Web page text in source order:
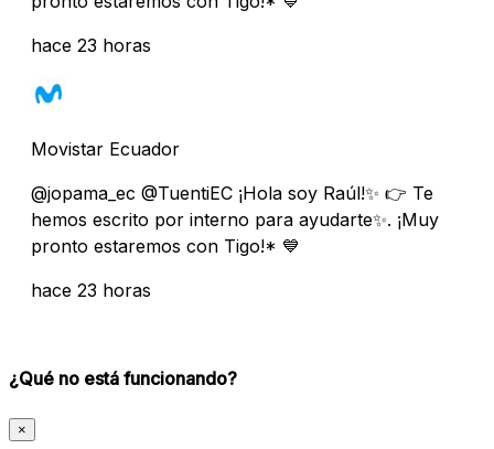
hace 23 horas
Movistar Ecuador
@jopama_ec @TuentiEC ¡Hola soy Raúl!✨ 👉 Te
hemos escrito por interno para ayudarte✨. ¡Muy
pronto estaremos con Tigo!* 💙
hace 23 horas
¿Qué no está funcionando?
×